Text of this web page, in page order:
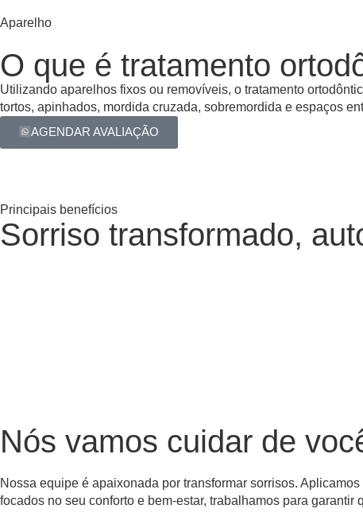
Aparelho
O que é tratamento
Utilizando aparelhos fixos ou removíveis, o tratamento
tortos, apinhados, mordida cruzada, sobremordida e espaços
AGENDAR AVALIAÇÃO
Principais benefícios
Sorriso transformado,
Nós vamos cuidar de
Nossa equipe é apaixonada por transformar sorrisos.
focados no seu conforto e bem-estar, trabalhamos para